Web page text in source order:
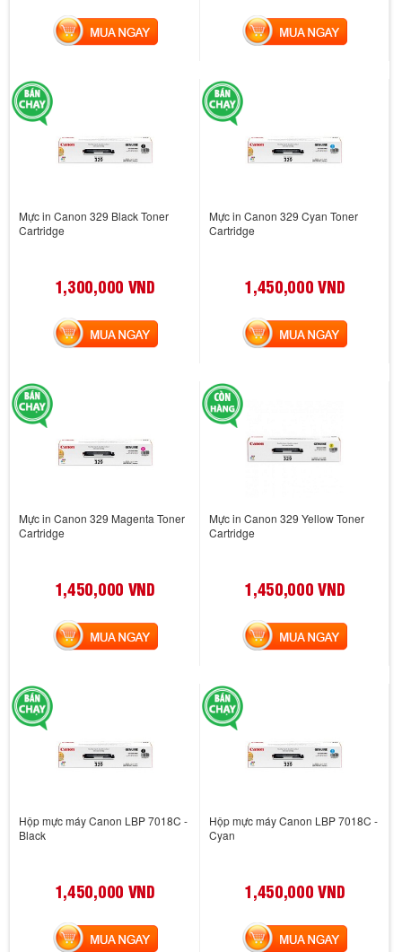
MUA NGAY MUA NGAY
Mực in Canon 329 Black Toner
Cartridge
1,300,000 VND
MUA NGAY
Mực in Canon 329 Cyan Toner
Cartridge
1,450,000 VND
MUA NGAY
Mực in Canon 329 Magenta Toner
Cartridge
1,450,000 VND
MUA NGAY
Mực in Canon 329 Yellow Toner
Cartridge
1,450,000 VND
MUA NGAY
Hộp mực máy Canon LBP 7018C -
Black
1,450,000 VND
MUA NGAY
Hộp mực máy Canon LBP 7018C -
Cyan
1,450,000 VND
MUA NGAY